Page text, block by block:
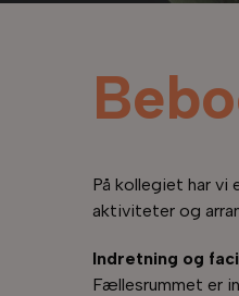
På kollegiet har
aktiviteter og
Indretning og
Fællesrummet er